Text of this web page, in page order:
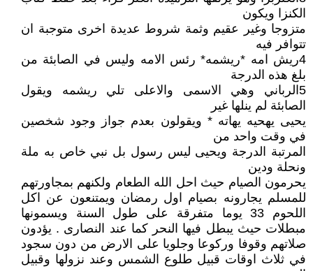
الكنزا ويكون
متزوجا وغير عقيم وثمة شروط عديدة اخرى متوجبة ان
تتوافر فيه
4ريش امه *ريشمه* رئس الامه وليس في الصابئة من
بلغ هذه الدرجة
5الرباني وهي الاسمى والاعلى تلي ريشمه ويقول
الصابئة لم ينلها غير
يحيى يهحيه يهاته * ويقولون بعدم جواز وجود شخصين
في وقت واحد من
المرتبة الدرجة ويحيى ليس رسول بل نبي خاص به ملة
ونحلة ودين
يحرمون الصيام حيث احل الله الطعام ولكنهم بمجاورتهم
للمسلم يجارونه بصيام اول رمضان ويمتنعون عن اكل
اللحوم 33 يوما متفرقة على طول السنة ويسمونها
مبطلات حيث يبطل فيها النحر كما عند النصارى . يؤدون
صلاتهم وقوفا وركوعا وجلويا على الارض من دون سجود
في ثلاث اوقات قبيل طلوع الشمس وعند نزولها وقبيل